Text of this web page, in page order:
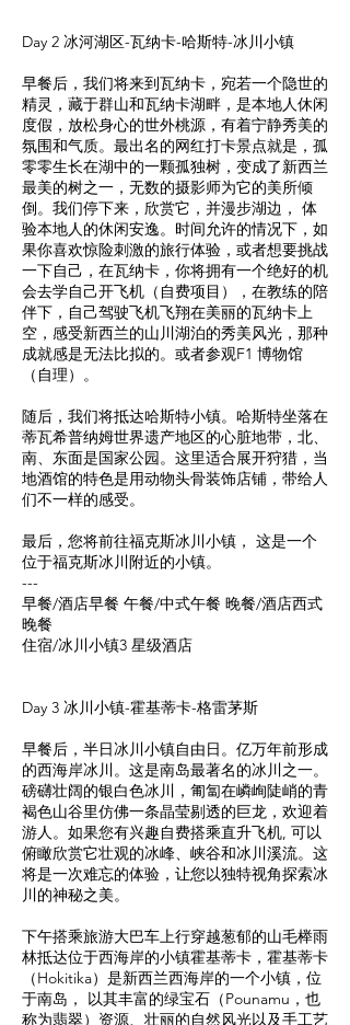
Day 2 冰河湖区-瓦纳卡-哈斯特-冰川小镇
早餐后，我们将来到瓦纳卡，宛若一个隐世的
精灵，藏于群山和瓦纳卡湖畔，是本地人休闲
度假，放松身心的世外桃源，有着宁静秀美的
氛围和气质。最出名的网红打卡景点就是，孤
零零生长在湖中的一颗孤独树，变成了新西兰
最美的树之一，无数的摄影师为它的美所倾
倒。我们停下来，欣赏它，并漫步湖边， 体
验本地人的休闲安逸。时间允许的情况下，如
果你喜欢惊险刺激的旅行体验，或者想要挑战
一下自己，在瓦纳卡，你将拥有一个绝好的机
会去学自己开飞机（自费项目），在教练的陪
伴下，自己驾驶飞机飞翔在美丽的瓦纳卡上
空，感受新西兰的山川湖泊的秀美风光，那种
成就感是无法比拟的。或者参观F1 博物馆
（自理）。
随后，我们将抵达哈斯特小镇。哈斯特坐落在
蒂瓦希普纳姆世界遗产地区的心脏地带，北、
南、东面是国家公园。这里适合展开狩猎，当
地酒馆的特色是用动物头骨装饰店铺，带给人
们不一样的感受。
最后，您将前往福克斯冰川小镇， 这是一个
位于福克斯冰川附近的小镇。
---
早餐/酒店早餐 午餐/中式午餐 晚餐/酒店西式
晚餐
住宿/冰川小镇3 星级酒店
Day 3 冰川小镇-霍基蒂卡-格雷茅斯
早餐后，半日冰川小镇自由日。亿万年前形成
的西海岸冰川。这是南岛最著名的冰川之一。
磅礴壮阔的银白色冰川，匍匐在嶙峋陡峭的青
褐色山谷里仿佛一条晶莹剔透的巨龙，欢迎着
游人。如果您有兴趣自费搭乘直升飞机, 可以
俯瞰欣赏它壮观的冰峰、峡谷和冰川溪流。这
将是一次难忘的体验，让您以独特视角探索冰
川的神秘之美。
下午搭乘旅游大巴车上行穿越葱郁的山毛榉雨
林抵达位于西海岸的小镇霍基蒂卡，霍基蒂卡
（Hokitika）是新西兰西海岸的一个小镇，位
于南岛， 以其丰富的绿宝石（Pounamu，也
称为翡翠）资源、壮丽的自然风光以及手工艺